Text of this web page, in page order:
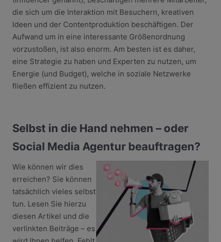
die sich um die Interaktion mit Besuchern, kreativen
Ideen und der Contentproduktion beschäftigen. Der
Aufwand um in eine interessante Größenordnung
vorzustoßen, ist also enorm. Am besten ist es daher,
eine Strategie zu haben und Experten zu nutzen, um
Energie (und Budget), welche in soziale Netzwerke
fließen effizient zu nutzen.
Selbst in die Hand nehmen – oder
Social Media Agentur beauftragen?
Wie können wir dies
erreichen? Sie können
tatsächlich vieles selbst
tun. Lesen Sie hierzu
diesen Artikel und die
verlinkten Beiträge – es